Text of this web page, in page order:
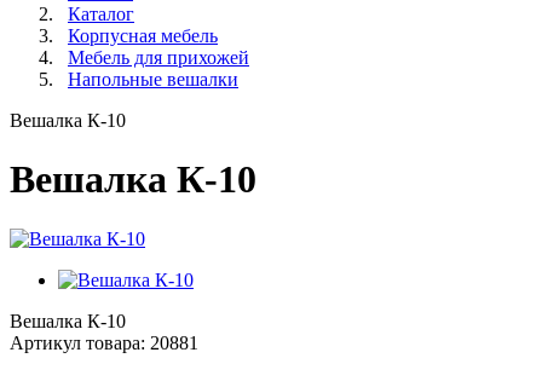
Каталог
Корпусная мебель
Мебель для прихожей
Напольные вешалки
Вешалка К-10
Вешалка К-10
Вешалка К-10
Артикул товара: 20881